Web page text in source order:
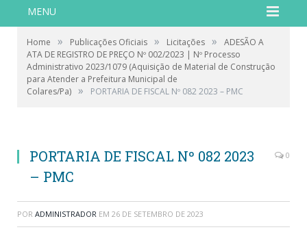
MENU
Home » Publicações Oficiais » Licitações »
ADESÃO A
ATA DE REGISTRO DE PREÇO Nº 002/2023 | Nº Processo
Administrativo 2023/1079 (Aquisição de Material de Construção
para Atender a Prefeitura Municipal de
Colares/Pa) » PORTARIA DE FISCAL Nº 082 2023 – PMC
PORTARIA DE FISCAL Nº 082 2023
– PMC
0
POR ADMINISTRADOR EM 26 DE SETEMBRO DE 2023